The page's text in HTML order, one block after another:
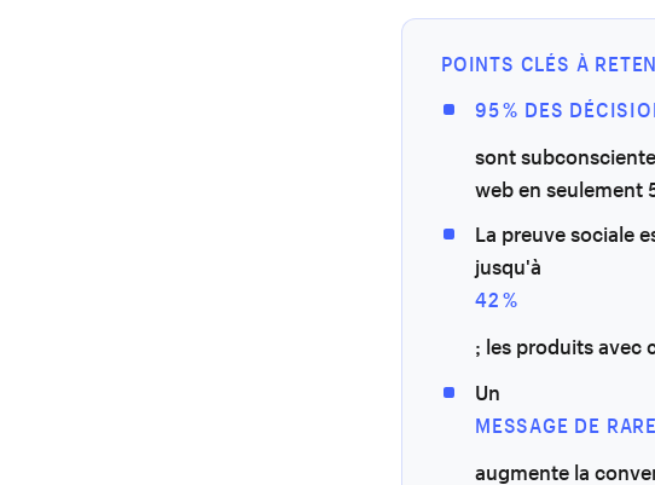
POINTS CLÉS À
95 % DES
sont
web en seulement
La preuve sociale
jusqu'à
42 %
; les produits avec
Un
MESSAGE DE
augmente la